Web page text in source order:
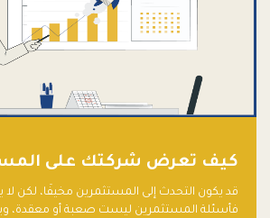
كيف تعرض شركتك على
قد يكون التحدث إلى المستثمرين مخيفًا، لكن
فأسئلة المستثمرين ليست صعبة أو معقدة،